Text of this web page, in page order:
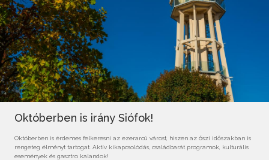
Októberben is irány Siófok!
Októberben is érdemes felkeresni az ezerarcú várost, hiszen az őszi időszakban is
rengeteg élményt tartogat. Aktív kikapcsolódás, családbarát programok, kulturális
események és gasztro kalandok!